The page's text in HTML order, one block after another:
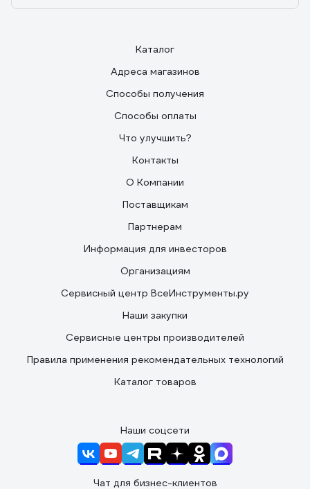
Каталог
Адреса магазинов
Способы получения
Способы оплаты
Что улучшить?
Контакты
О Компании
Поставщикам
Партнерам
Информация для инвесторов
Организациям
Сервисный центр ВсеИнструменты.ру
Наши закупки
Сервисные центры производителей
Правила применения рекомендательных технологий
Каталог товаров
Наши соцсети
Чат для бизнес-клиентов